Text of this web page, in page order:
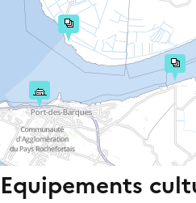
Equipements